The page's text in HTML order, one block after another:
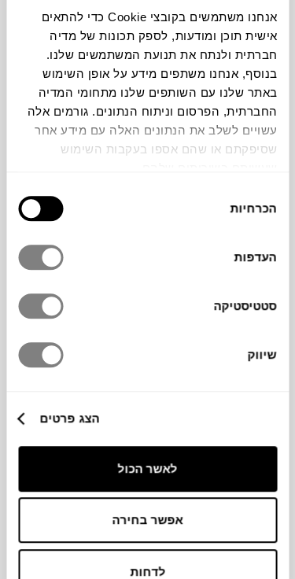
אנחנו משתמשים בקובצי Cookie כדי להתאים
אישית תוכן ומודעות, לספק תכונות של מדיה
חברתית ולנתח את תנועת המשתמשים שלנו.
בנוסף, אנחנו משתפים מידע על אופן השימוש
באתר שלנו עם השותפים שלנו מתחומי המדיה
החברתית, הפרסום וניתוח הנתונים. גורמים אלה
עשויים לשלב את הנתונים האלה עם מידע אחר
שסיפקתם או שהם אספו בעקבות השימוש
הסכמה
הכרחיות
העדפות
סטטיסטיקה
שיווק
הצג פרטים
לאשר הכול
אפשר בחירה
לדחות
להדמיית AI Design
גינה. עשוי מאלומיניום קל משקל עם ריפוד חבל
ראטן סינטטי גמיש שמאפשר להישען בנוחות.
לערום אחד על השני.
מידע על חומרים